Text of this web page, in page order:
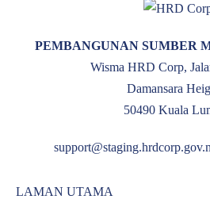
PEMBANGUNAN SUMBER
Wisma HRD Corp,
Damansara
50490 Kuala
LAMAN UTAMA